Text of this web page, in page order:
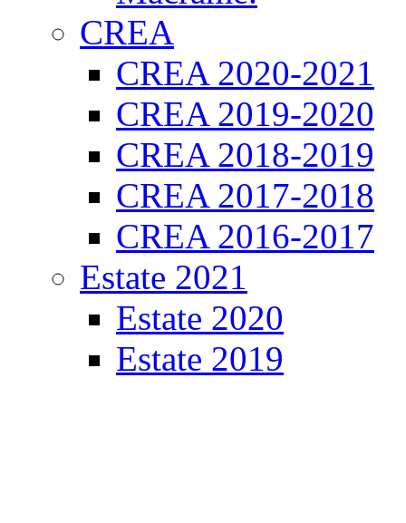
CREA
CREA 2020-2021
CREA 2019-2020
CREA 2018-2019
CREA 2017-2018
CREA 2016-2017
Estate 2021
Estate 2020
Estate 2019